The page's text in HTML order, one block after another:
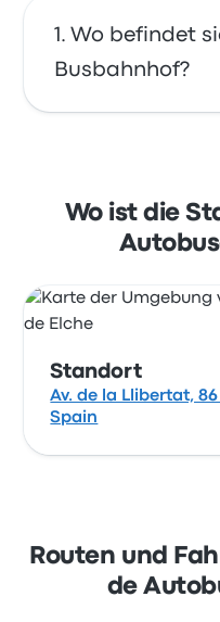
Wo befindet
Busbahnhof?
Alicante, Spain.
dieser
Wo ist die
Standort
Av. de la Llibertat,
Spain
Routen und
de